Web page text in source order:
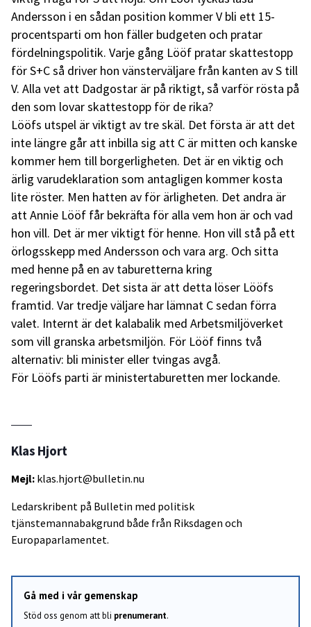
Andersson i en sådan position kommer V bli ett 15-
procentsparti om hon fäller budgeten och pratar
fördelningspolitik. Varje gång Lööf pratar skattestopp
för S+C så driver hon vänsterväljare från kanten av S till
V. Alla vet att Dadgostar är på riktigt, så varför rösta på
den som lovar skattestopp för de rika?
Lööfs utspel är viktigt av tre skäl. Det första är att det
inte längre går att inbilla sig att C är mitten och kanske
kommer hem till borgerligheten. Det är en viktig och
ärlig varudeklaration som antagligen kommer kosta
lite röster. Men hatten av för ärligheten. Det andra är
att Annie Lööf får bekräfta för alla vem hon är och vad
hon vill. Det är mer viktigt för henne. Hon vill stå på ett
örlogsskepp med Andersson och vara arg. Och sitta
med henne på en av taburetterna kring
regeringsbordet. Det sista är att detta löser Lööfs
framtid. Var tredje väljare har lämnat C sedan förra
valet. Internt är det kalabalik med Arbetsmiljöverket
som vill granska arbetsmiljön. För Lööf finns två
alternativ: bli minister eller tvingas avgå.
För Lööfs parti är ministertaburetten mer lockande.
Klas Hjort
Mejl: klas.hjort@bulletin.nu
Ledarskribent på Bulletin med politisk
tjänstemannabakgrund både från Riksdagen och
Europaparlamentet.
Gå med i vår gemenskap
Stöd oss genom att bli prenumerant.